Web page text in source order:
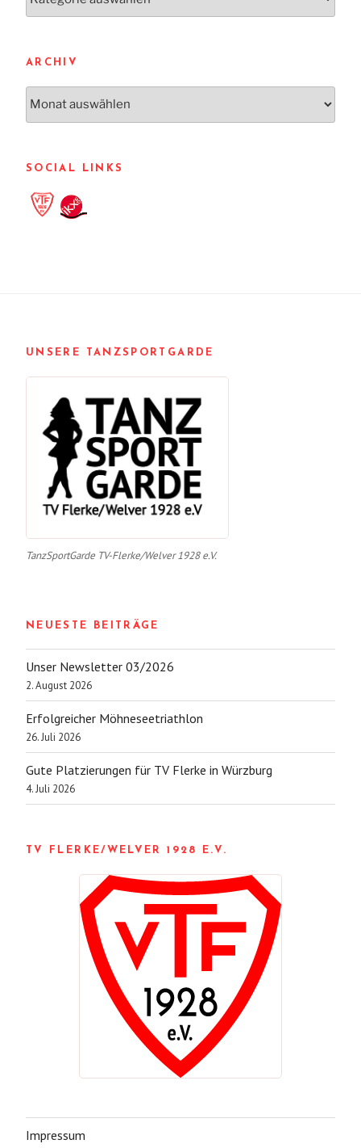
ARCHIV
Archiv
SOCIAL LINKS
UNSERE TANZSPORTGARDE
TanzSportGarde TV-Flerke/Welver 1928 e.V.
NEUESTE BEITRÄGE
Unser Newsletter 03/2026
2. August 2026
Erfolgreicher Möhneseetriathlon
26. Juli 2026
Gute Platzierungen für TV Flerke in Würzburg
4. Juli 2026
TV FLERKE/WELVER 1928 E.V.
Impressum